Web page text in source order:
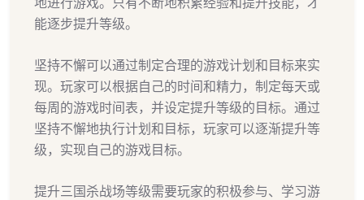
能逐步提升等级。
坚持不懈可以通过制定合理的游戏计划和目标来实
现。玩家可以根据自己的时间和精力，制定每天或
每周的游戏时间表，并设定提升等级的目标。通过
坚持不懈地执行计划和目标，玩家可以逐渐提升等
级，实现自己的游戏目标。
提升三国杀战场等级需要玩家的积极参与、学习游